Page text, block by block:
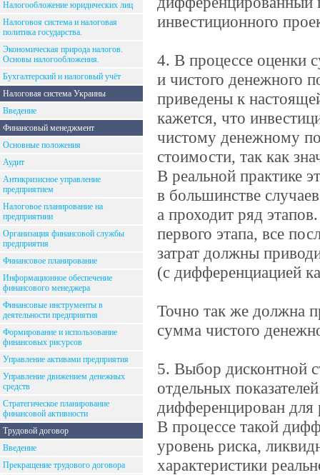
Налогообложение юридических лиц
Налоговоя система и налоговая
политика государства.
Экономическая природа налогов.
Основы налогообложения.
Бухгалтерский и налоговый учёт
Налоговая система Украины
Введение
Финансовый менеджмент
Основные положения
Аудит
Антикризисное управление
предприятием
Налоговое планирование на
предприятиии
Организация финансовой службы
предприятия
Финансовое планирование
Информационное обеспечение
финансового менеджера
Финансовые инструменты в
деятельности предприятия
Формирование и использование
финансовых рисурсов
Управление активами предприятия
Управление движением денежных
средств
Стратегическое планирование
финансовой активности
Трудовой договор
Введение
Прекращение трудового договора
инвестиционного
4. В процессе оценки
и чистого денежного
приведены к
кажется, что
чистому денежному
стоимости, так как
В реальной практике
в большинстве
а проходит ряд
первого этапа, все
затрат должны
(с дифференциацией
Точно так же должна
сумма чистого
5. Выбор дисконтной
отдельных
дифференцирован для
В процессе такой
уровень риска,
характеристики